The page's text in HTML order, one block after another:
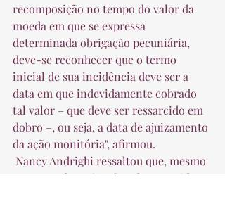
recomposição no tempo do valor da
moeda em que se expressa
determinada obrigação pecuniária,
deve-se reconhecer que o termo
inicial de sua incidência deve ser a
data em que indevidamente cobrado
tal valor – que deve ser ressarcido em
dobro –, ou seja, a data de ajuizamento
da ação monitória", afirmou.
que a condenação só tenha ocorrido